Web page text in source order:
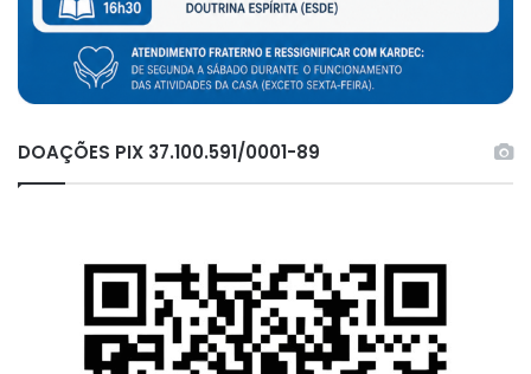
DOAÇÕES PIX 37.100.591/0001-89